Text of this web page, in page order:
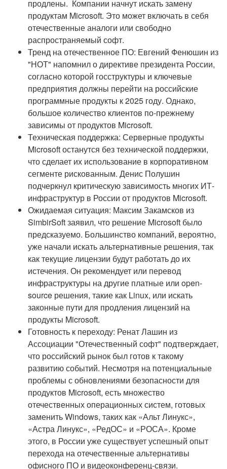
продлены. Компании начнут искать замену
продуктам Microsoft. Это может включать в себя
отечественные аналоги или свободно
распространяемый софт.
Тренд на отечественное ПО: Евгений Фенюшин из
"НОТ" напомнил о директиве президента России,
согласно которой госструктуры и ключевые
предприятия должны перейти на российские
программные продукты к 2025 году. Однако,
большое количество клиентов по-прежнему
зависимы от продуктов Microsoft.
Техническая поддержка: Серверные продукты
Microsoft останутся без технической поддержки,
что сделает их использование в корпоративном
сегменте рискованным. Денис Полушин
подчеркнул критическую зависимость многих ИТ-
инфраструктур в России от продуктов Microsoft.
Ожидаемая ситуация: Максим Закамсков из
SimbirSoft заявил, что решение Microsoft было
предсказуемо. Большинство компаний, вероятно,
уже начали искать альтернативные решения, так
как текущие лицензии будут работать до их
истечения. Он рекомендует или перевод
инфраструктуры на другие платные или open-
source решения, такие как Linux, или искать
законные пути для продления лицензий на
продукты Microsoft.
Готовность к переходу: Ренат Лашин из
Ассоциации "Отечественный софт" подтверждает,
что российский рынок был готов к такому
развитию событий. Несмотря на потенциальные
проблемы с обновлениями безопасности для
продуктов Microsoft, есть множество
отечественных операционных систем, готовых
заменить Windows, таких как «Альт Линукс»,
«Астра Линукс», «РедОС» и «РОСА». Кроме
этого, в России уже существует успешный опыт
перехода на отечественные альтернативы
офисного ПО и видеоконференц-связи.